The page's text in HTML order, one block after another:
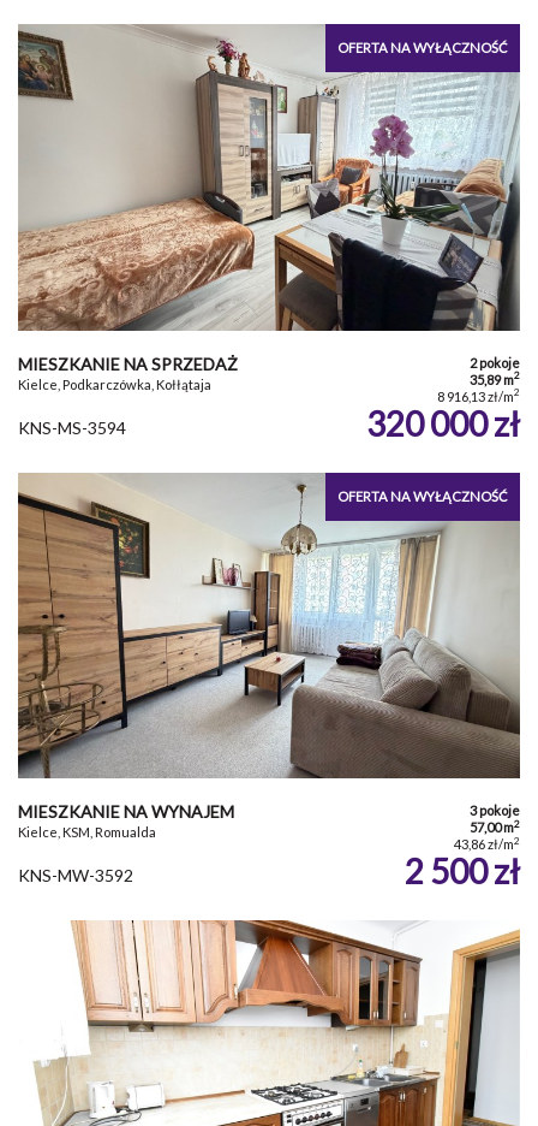
OFERTA NA WYŁĄCZNOŚĆ
MIESZKANIE NA SPRZEDAŻ
Kielce, Podkarczówka, Kołłątaja
2 pokoje
35,89 m2
8 916,13 zł/m2
KNS-MS-3594 320 000 zł
OFERTA NA WYŁĄCZNOŚĆ
MIESZKANIE NA WYNAJEM
Kielce, KSM, Romualda
3 pokoje
57,00 m2
43,86 zł/m2
KNS-MW-3592 2 500 zł